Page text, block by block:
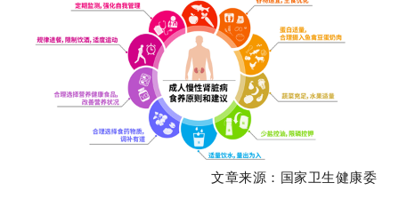
文章来源：国家卫生健康委